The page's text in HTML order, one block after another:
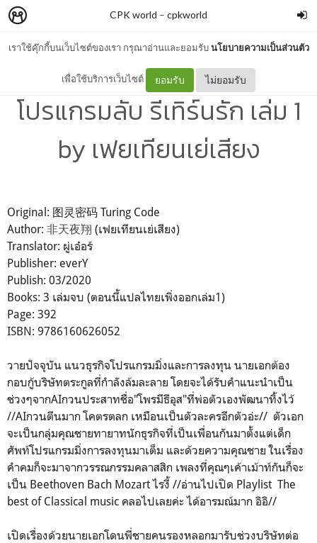
เราใช้คุ๊กกี้บนเว็บไซต์ของเรา กรุณาอ่านและยอมรับนโยบายความเป็นส่วนตัว
เพื่อใช้บริการเว็บไซต์ ยอมรับ ไม่ยอมรับ
CPK world – cpkworld
[book] Turing Code
โปรแกรมลับ รีเทิร์นรัก เล่ม 1
by เฟยเทียนเย่เสียง
Original: 图灵密码 Turing Code
Author: 非天夜翔 (เฟยเทียนเย่เสียง)
Translator: ผู่เอ๋อร์
Publisher: everY
Publish: 03/2020
Books: 3 เล่มจบ (ตอนนี้แปลไทยเพิ่งออกเล่ม1)
Page: 392
ISBN: 9786160626052
วายปัจจุบัน แนวธุรกิจโปรแกรมมิ่งและการลงทุน นายเอกต้อง
กอบกู้บริษัทตระกูลที่กำลังล้มละลาย โดยจะได้รับคำแนะนำเป็น
ช่วงๆจากAIกวนประสาทชื่อ"โพรมีธีอุส"ที่พ่อตัวเองพัฒนาทิ้งไว้
//AIกวนตีนมาก โคตรตลก เหมือนเป็นตัวละครอีกตัวอ่ะ// ตัวเอก
จะเป็นกลุ่มคุณชายทายาทนักธุรกิจที่เป็นเพื่อนกันมาตั้งแต่เด็ก
ศัพท์โปรแกรมมิ่งการลงทุนมาเต็ม และด้วยความคุณชาย ในเรื่อง
คำคมก็จะมาจากวรรณกรรมคลาสสิก เพลงที่คุณๆเค้าเม้าท์กันก็จะ
เป็น Beethoven Bach Mozart ไรงี้ //อ่านไปเปิด Playlist The
best of Classical music คลอไปเลยค่ะ ได้อารมณ์มาก อิอิ//
เปิดเรื่องด้วยนายเอกโดนพี่ชายคนรองหลอกมารับช่วงบริษัทต่อ